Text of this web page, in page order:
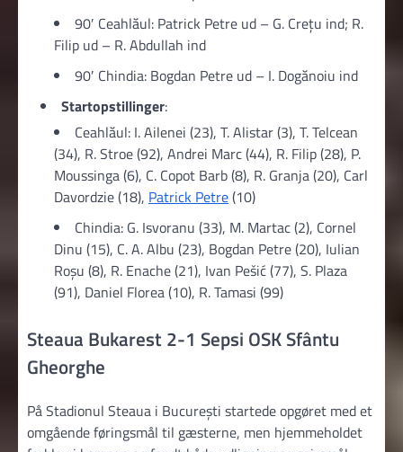
90′ Ceahlăul: Patrick Petre ud – G. Crețu ind; R.
Filip ud – R. Abdullah ind
90′ Chindia: Bogdan Petre ud – I. Dogănoiu ind
Startopstillinger:
Ceahlăul: I. Ailenei (23), T. Alistar (3), T. Telcean
(34), R. Stroe (92), Andrei Marc (44), R. Filip (28), P.
Moussinga (6), C. Copot Barb (8), R. Granja (20), Carl
Davordzie (18), Patrick Petre(10)
Chindia: G. Isvoranu (33), M. Martac (2), Cornel
Dinu (15), C. A. Albu (23), Bogdan Petre (20), Iulian
Roșu (8), R. Enache (21), Ivan Pešić (77), S. Plaza
(91), Daniel Florea (10), R. Tamasi (99)
Steaua Bukarest 2-1 Sepsi OSK Sfântu
Gheorghe
På Stadionul Steaua i București startede opgøret med et
omgående føringsmål til gæsterne, men hjemmeholdet